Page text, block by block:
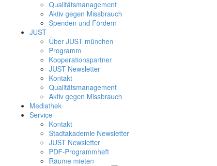
Qualitätsmanagement
Aktiv gegen Missbrauch
Spenden und Fördern
JUST
Über JUST münchen
Programm
Kooperationspartner
JUST Newsletter
Kontakt
Qualitätsmanagement
Aktiv gegen Missbrauch
Mediathek
Service
Kontakt
Stadtakademie Newsletter
JUST Newsletter
PDF-Programmheft
Räume mieten